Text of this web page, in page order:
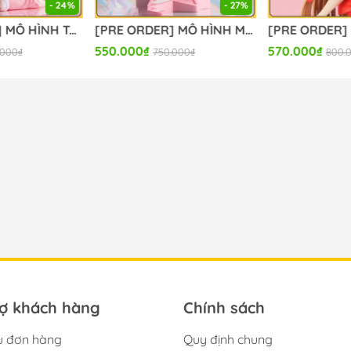
- 24%
[PRE ORDER] MÔ HÌNH To Aru Kagaku no Railgun - Misaka Mikoto - Moflock - Fluffy Bunny Ver. (Taito) FIGURE CHÍNH HÃNG
- 27%
[PRE ORDER] MÔ HÌNH Monogatari Series - Ononoki Yotsugi - XStellar (Sega Fave) FIGURE CHÍNH HÃNG
550.000₫ 750.000₫
570.000₫
khách hàng
đơn hàng
Chính sách
Quy định chung